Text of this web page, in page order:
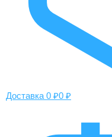
Доставка 0 ₽0 ₽